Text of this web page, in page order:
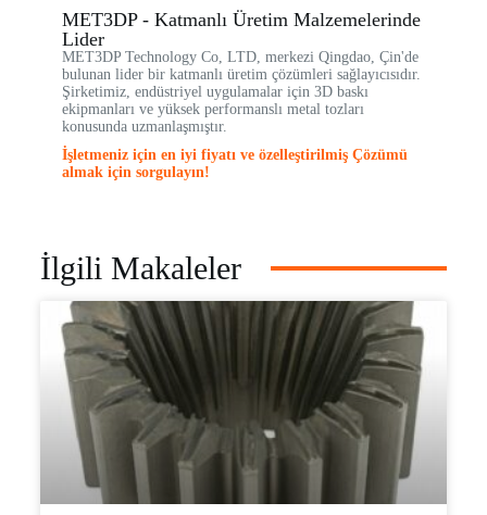
MET3DP - Katmanlı Üretim Malzemelerinde
Lider
MET3DP Technology Co, LTD, merkezi Qingdao, Çin'de
bulunan lider bir katmanlı üretim çözümleri sağlayıcısıdır.
Şirketimiz, endüstriyel uygulamalar için 3D baskı
ekipmanları ve yüksek performanslı metal tozları
konusunda uzmanlaşmıştır.
İşletmeniz için en iyi fiyatı ve özelleştirilmiş Çözümü
almak için sorgulayın!
İlgili Makaleler